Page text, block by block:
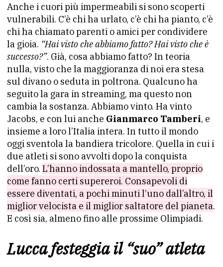
Anche i cuori più impermeabili si sono scoperti
vulnerabili. C’è chi ha urlato, c’è chi ha pianto, c’è
chi ha chiamato parenti o amici per condividere
la gioia. “Hai visto che abbiamo fatto? Hai visto che è
successo?”. Già, cosa abbiamo fatto? In teoria
nulla, visto che la maggioranza di noi era stesa
sul divano o seduta in poltrona. Qualcuno ha
seguito la gara in streaming, ma questo non
cambia la sostanza. Abbiamo vinto. Ha vinto
Jacobs, e con lui anche Gianmarco Tamberi, e
insieme a loro l’Italia intera. In tutto il mondo
oggi sventola la bandiera tricolore. Quella in cui i
due atleti si sono avvolti dopo la conquista
dell’oro. L’hanno indossata a mantello, proprio
come fanno certi supereroi. Consapevoli di
essere diventati, a pochi minuti l’uno dall’altro, il
miglior velocista e il miglior saltatore del pianeta.
E così sia, almeno fino alle prossime Olimpiadi.
Lucca festeggia il “suo” atleta